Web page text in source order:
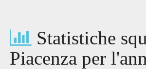
Statistiche
Piacenza per